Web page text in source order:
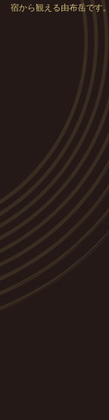
宿から観える由布岳です